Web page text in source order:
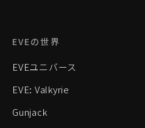
EVEの世界
EVEユニバース
EVE: Valkyrie
Gunjack